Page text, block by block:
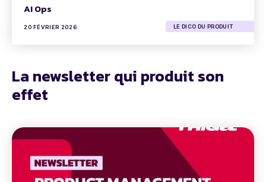
AI Ops
20 FÉVRIER 2026 LE DICO DU PRODUIT
La newsletter qui produit son
effet